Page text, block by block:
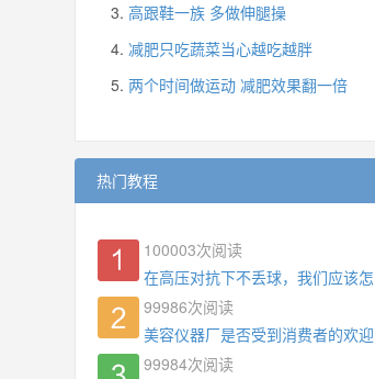
高跟鞋一族 多做伸腿操
减肥只吃蔬菜当心越吃越胖
两个时间做运动 减肥效果翻一倍
热门教程
100003次阅读
在高压对抗下不丢球，我们应该怎
99986次阅读
美容仪器厂是否受到消费者的欢迎
99984次阅读